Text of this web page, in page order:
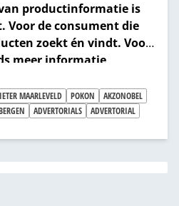
productinformatie is
Voor de consument die
zoekt én vindt. Voor
meer informatie
stoffen eist. En
die in de markt
Hoe blijft ú die
baas?
MAARLEVELD POKON
AKZONOBEL
ADVERTORIALS
ADVERTORIAL